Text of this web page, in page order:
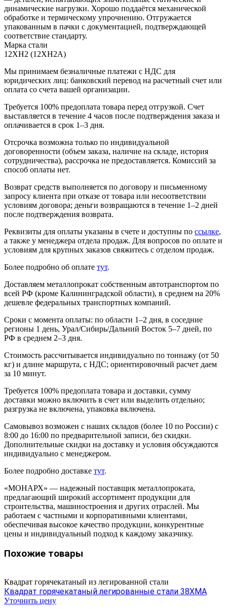
динамические нагрузки. Хорошо поддаётся механической
обработке и термическому упрочнению. Отгружается
упакованным в пачки с документацией, подтверждающей
соответствие стандарту.
Марка стали
12ХН2 (12ХН2А)
Мы принимаем безналичные платежи с НДС для
юридических лиц: банковский перевод на расчетный счет или
оплата со счета вашей организации.
Требуется 100% предоплата товара перед отгрузкой. Счет
выставляется в течение 4 часов после подтверждения заказа и
оплачивается в срок 1–3 дня.
Отсрочка возможна только по индивидуальной
договоренности (объем заказа, наличие на складе, история
сотрудничества), рассрочка не предоставляется. Комиссий за
способ оплаты нет.
Возврат средств выполняется по договору и письменному
запросу клиента при отказе от товара или несоответствии
условиям договора; деньги возвращаются в течение 1–2 дней
после подтверждения возврата.
Реквизиты для оплаты указаны в счете и доступны по ссылке,
а также у менеджера отдела продаж. Для вопросов по оплате и
условиям для крупных заказов свяжитесь с отделом продаж.
Более подробно об оплате тут.
Доставляем металлопрокат собственным автотранспортом по
всей РФ (кроме Калининградской области), в среднем на 20%
дешевле федеральных транспортных компаний.
Сроки с момента оплаты: по области 1–2 дня, в соседние
регионы 1 день, Урал/Сибирь/Дальний Восток 5–7 дней, по
РФ в среднем 2–3 дня.
Стоимость рассчитывается индивидуально по тоннажу (от 50
кг) и длине маршрута, с НДС; ориентировочный расчет даем
за 10 минут.
Требуется 100% предоплата товара и доставки, сумму
доставки можно включить в счет или выделить отдельно;
разгрузка не включена, упаковка включена.
Самовывоз возможен с наших складов (более 10 по России) с
8:00 до 16:00 по предварительной записи, без скидки.
Дополнительные скидки на доставку и условия обсуждаются
индивидуально с менеджером.
Более подробно доставке тут.
«МОНАРХ» — надежный поставщик металлопроката,
предлагающий широкий ассортимент продукции для
строительства, машиностроения и других отраслей. Мы
работаем с частными и корпоративными клиентами,
обеспечивая высокое качество продукции, конкурентные
цены и индивидуальный подход к каждому заказчику.
Похожие товары
Квадрат горячекатаный из легированной стали
Квадрат горячекатаный легированные стали 38ХМА
Уточнить цену